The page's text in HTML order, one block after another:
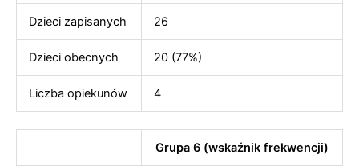
Dzieci zapisanych 26
Dzieci obecnych 20 (77%)
Liczba opiekunów 4
Grupa 6 (wskaźnik frekwencji)